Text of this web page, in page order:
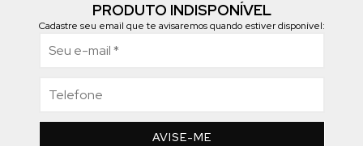
PRODUTO INDISPONÍVEL
Cadastre seu email que te avisaremos quando estiver disponível:
AVISE-ME